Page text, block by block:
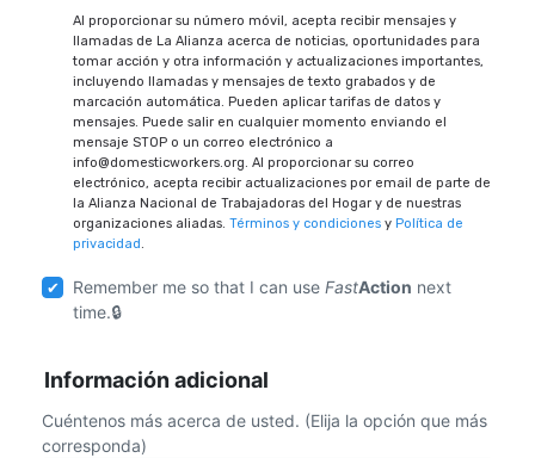
Al proporcionar su número móvil, acepta recibir mensajes y
llamadas de La Alianza acerca de noticias, oportunidades para
tomar acción y otra información y actualizaciones importantes,
incluyendo llamadas y mensajes de texto grabados y de
marcación automática. Pueden aplicar tarifas de datos y
mensajes. Puede salir en cualquier momento enviando el
mensaje STOP o un correo electrónico a
info@domesticworkers.org. Al proporcionar su correo
electrónico, acepta recibir actualizaciones por email de parte de
la Alianza Nacional de Trabajadoras del Hogar y de nuestras
organizaciones aliadas.Términos y condiciones yPolítica de
privacidad.
Remember me so that I can useFastAction next
time.
Información adicional
Cuéntenos más acerca de usted. (Elija la opción que más
corresponda)